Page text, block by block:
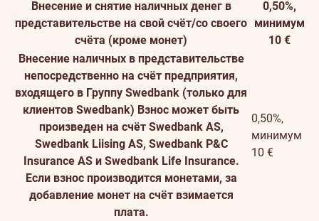
Внесение и снятие наличных денег в
представительстве на свой счёт/со своего
счёта (кроме монет)
0,50%,
минимум
10 €
Внесение наличных в представительстве
непосредственно на счёт предприятия,
входящего в Группу Swedbank (только для
клиентов Swedbank) Взнос может быть
произведен на счёт Swedbank AS,
Swedbank Liising AS, Swedbank P&C
Insurance AS и Swedbank Life Insurance.
Если взнос производится монетами, за
добавление монет на счёт взимается
плата.
0,50%,
минимум
10 €